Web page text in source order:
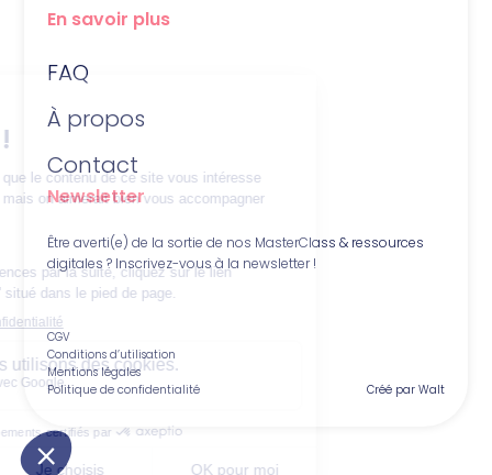
En savoir plus
FAQ
À propos
Contact
Newsletter
Être averti(e) de la sortie de nos MasterClass & ressources
digitales ? Inscrivez-vous à la newsletter !
CGV
Conditions d’utilisation
Mentions légales
Politique de confidentialité
Créé par Walt